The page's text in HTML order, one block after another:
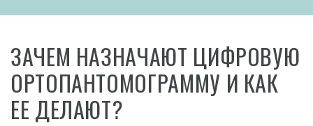
ЗАЧЕМ НАЗНАЧАЮТ ЦИФРОВУЮ
ОРТОПАНТОМОГРАММУ И КАК
ЕЕ ДЕЛАЮТ?